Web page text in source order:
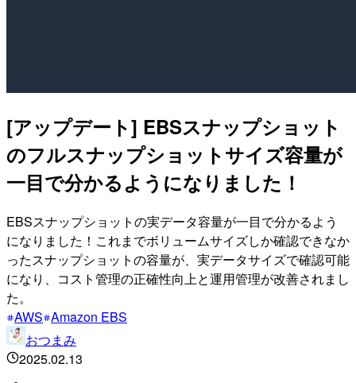
[アップデート] EBSスナップショット
のフルスナップショットサイズ容量が
一目で分かるようになりました！
EBSスナップショットの実データ容量が一目で分かるよう
になりました！これまでボリュームサイズしか確認できなか
ったスナップショットの容量が、実データサイズで確認可能
になり、コスト管理の正確性向上と運用管理が改善されまし
た。
AWS Amazon EBS
おつまみ
2025.02.13